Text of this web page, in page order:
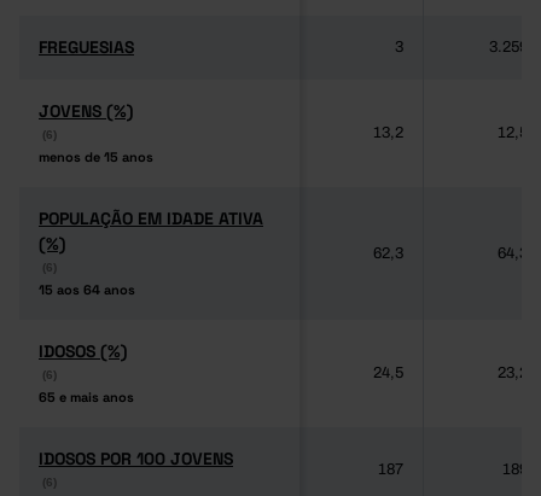
FREGUESIAS
FREGUESIAS 3 3.259
JOVENS (%)
(6)
menos de 15 anos
JOVENS (%)
(6)
menos de 15 anos
13,2 12,5
POPULAÇÃO EM IDADE ATIVA
(%)
(6)
15 aos 64 anos
POPULAÇÃO EM IDADE ATIVA
(%)
(6)
15 aos 64 anos
62,3 64,3
IDOSOS (%)
(6)
65 e mais anos
IDOSOS (%)
(6)
65 e mais anos
24,5 23,2
IDOSOS POR 100 JOVENS
(6)
IDOSOS POR 100 JOVENS
(6)
187 189